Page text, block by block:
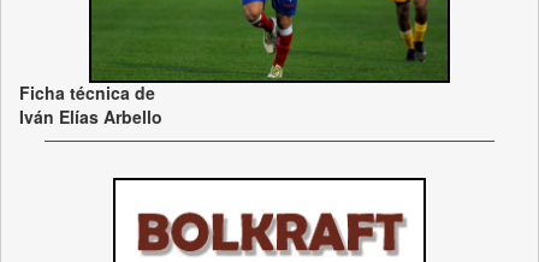
Ficha técnica de
Iván Elías Arbello